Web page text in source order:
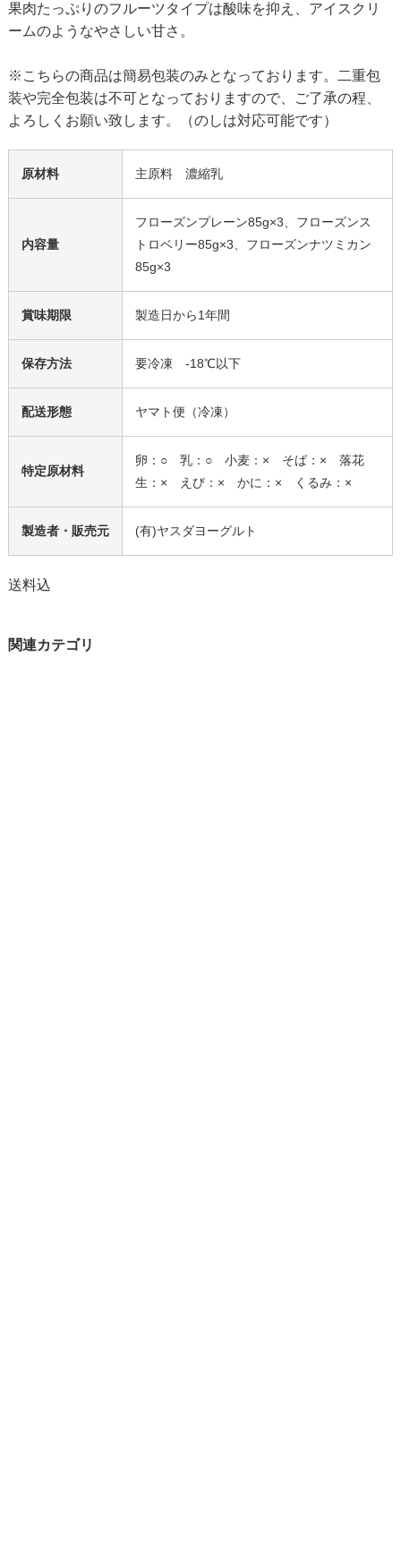
果肉たっぷりのフルーツタイプは酸味を抑え、アイスクリ
ームのようなやさしい甘さ。
※こちらの商品は簡易包装のみとなっております。二重包
装や完全包装は不可となっておりますので、ご了承の程、
よろしくお願い致します。（のしは対応可能です）
原材料 主原料 濃縮乳
内容量
フローズンプレーン85g×3、フローズンス
トロベリー85g×3、フローズンナツミカン
85g×3
賞味期限 製造日から1年間
保存方法 要冷凍 -18℃以下
配送形態 ヤマト便（冷凍）
特定原材料
卵：○ 乳：○ 小麦：× そば：× 落花
生：× えび：× かに：× くるみ：×
製造者・販売元 (有)ヤスダヨーグルト
送料込